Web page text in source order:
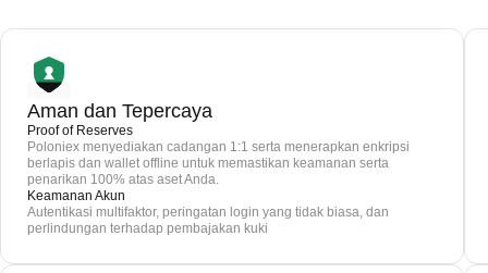
Aman dan Tepercaya
Proof of Reserves
Poloniex menyediakan cadangan 1:1 serta menerapkan enkripsi
berlapis dan wallet offline untuk memastikan keamanan serta
penarikan 100% atas aset Anda.
Keamanan Akun
Autentikasi multifaktor, peringatan login yang tidak biasa, dan
perlindungan terhadap pembajakan kuki